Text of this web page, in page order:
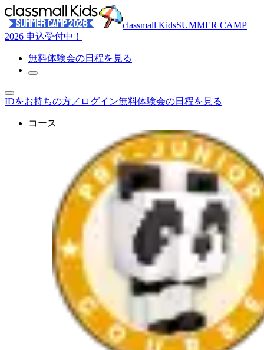
classmall KidsSUMMER CAMP
2026 申込受付中！
無料体験会の日程を見る
IDをお持ちの方／ログイン無料体験会の日程を見る
コース